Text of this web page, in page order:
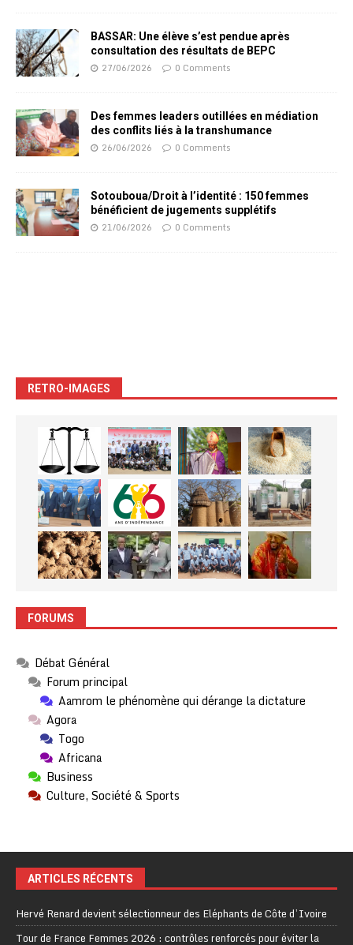
BASSAR: Une élève s’est pendue après
consultation des résultats de BEPC
27/06/2026 0 Comments
Des femmes leaders outillées en médiation
des conflits liés à la transhumance
26/06/2026 0 Comments
Sotouboua/Droit à l’identité : 150 femmes
bénéficient de jugements supplétifs
21/06/2026 0 Comments
RETRO-IMAGES
FORUMS
Débat Général
Forum principal
Aamrom le phénomène qui dérange la dictature
Agora
Togo
Africana
Business
Culture, Société & Sports
ARTICLES RÉCENTS
Hervé Renard devient sélectionneur des Eléphants de Côte d’Ivoire
Tour de France Femmes 2026 : contrôles renforcés pour éviter la